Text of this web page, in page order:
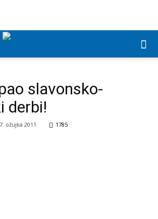
slavonsko-
derbi!
7. ožujka 2011. 1785